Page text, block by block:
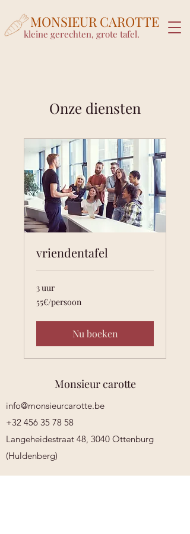
MONSIEUR CAROTTE
kleine gerechten, grote tafel.
Onze diensten
vriendentafel
3 uur
55€/persoon
55€/persoon
Nu boeken
Monsieur carotte
info@monsieurcarotte.be
+32 456 35 78 58
Langeheidestraat 48, 3040 Ottenburg
(Huldenberg)